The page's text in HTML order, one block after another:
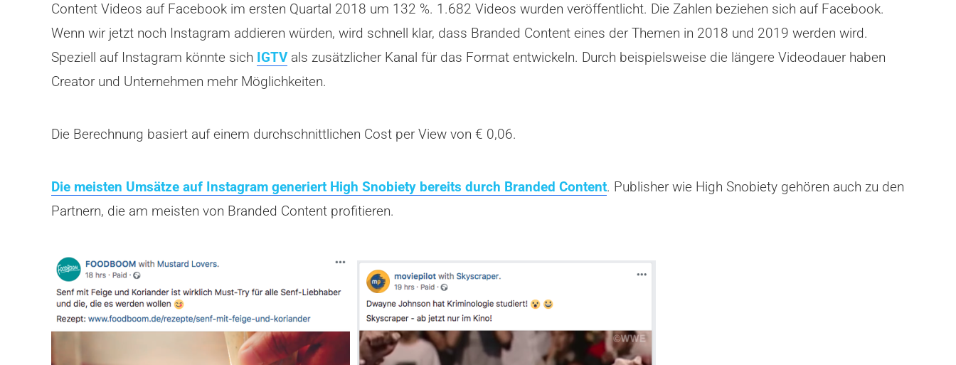
Content Videos auf Facebook im ersten Quartal 2018 um 132 %. 1.682 Videos wurden veröffentlicht. Die Zahlen beziehen sich auf Facebook.
Wenn wir jetzt noch Instagram addieren würden, wird schnell klar, dass Branded Content eines der Themen in 2018 und 2019 werden wird.
Speziell auf Instagram könnte sich IGTVals zusätzlicher Kanal für das Format entwickeln. Durch beispielsweise die längere Videodauer haben
Creator und Unternehmen mehr Möglichkeiten.
Die Berechnung basiert auf einem durchschnittlichen Cost per View von € 0,06.
Die meisten Umsätze auf Instagram generiert High Snobiety bereits durch Branded Content. Publisher wie High Snobiety gehören auch zu den
Partnern, die am meisten von Branded Content profitieren.